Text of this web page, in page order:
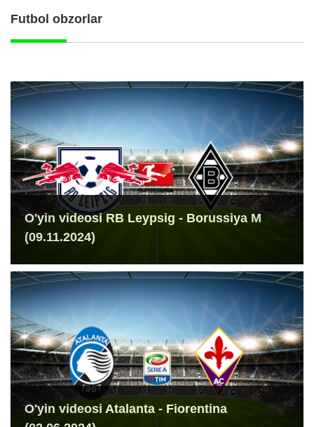
Futbol obzorlar
O'yin videosi RB Leypsig - Borussiya M
(09.11.2024)
O'yin videosi Atalanta - Fiorentina